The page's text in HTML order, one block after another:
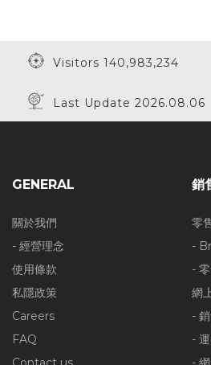
Visitors 140,983,234
Last Update 2026.08.06
GENERAL
關於我們
- 經營理念
使用條款
私隱政策
Careers
FAQ
銷
零
-
-
網
-
-